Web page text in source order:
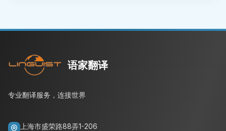
语家翻译
专业翻译服务，连接世界
上海市盛荣路88弄1-206